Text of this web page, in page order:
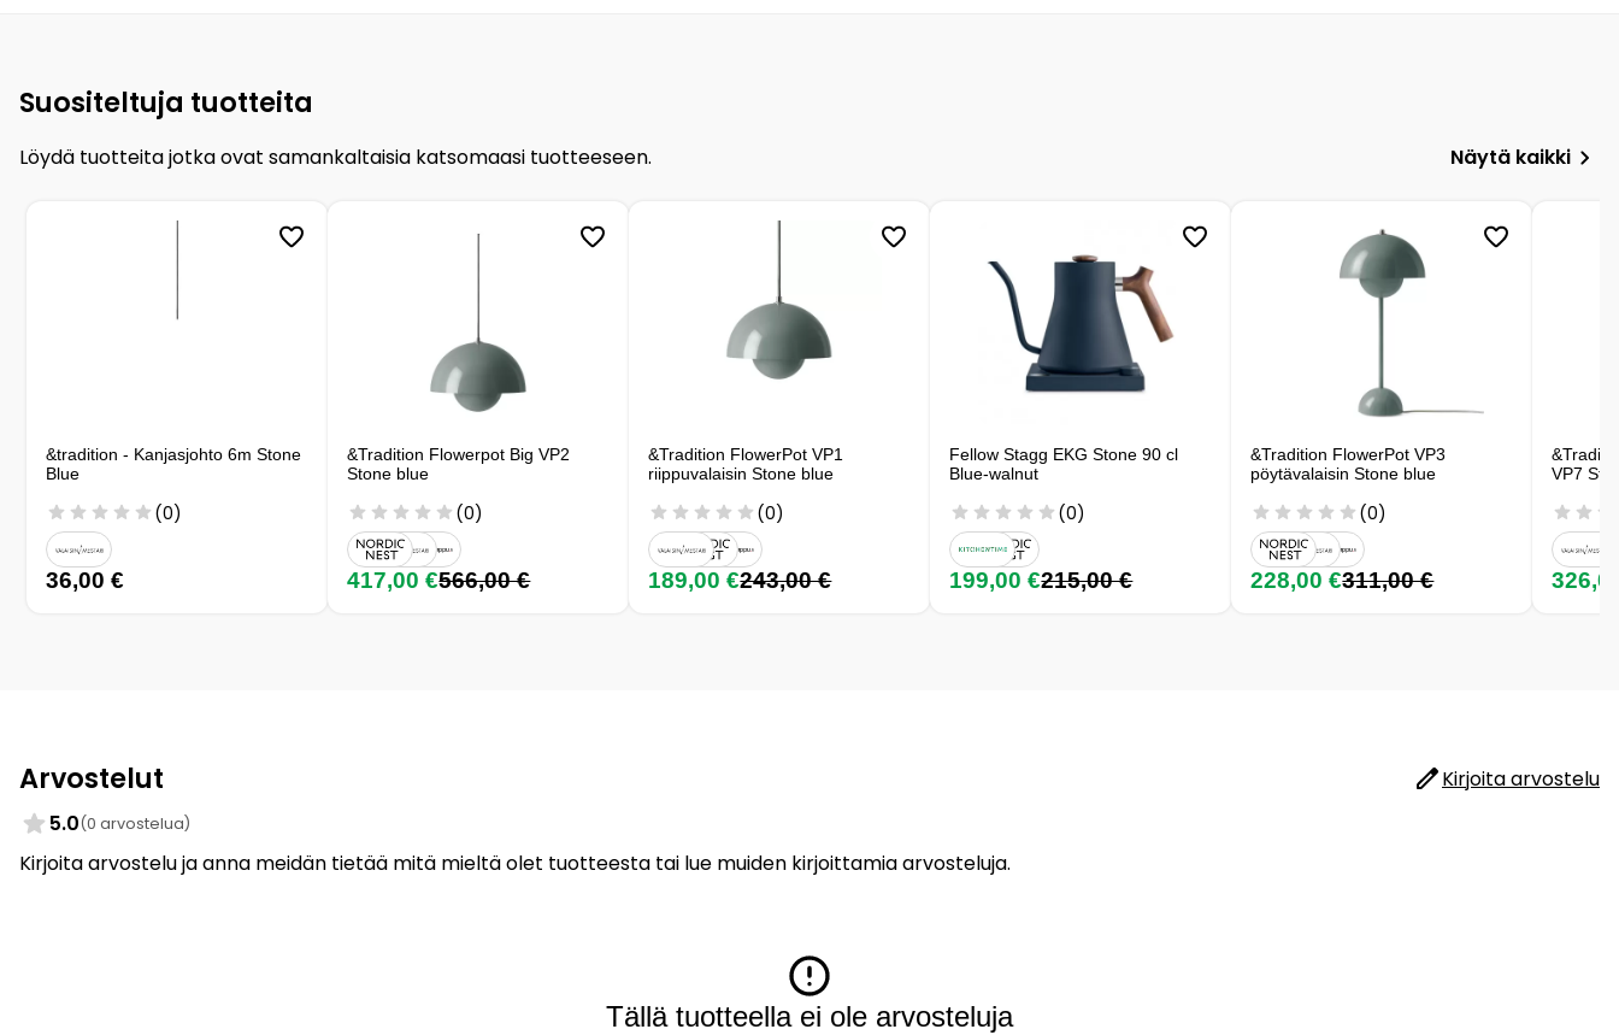
Suositeltuja tuotteita
Löydä tuotteita jotka ovat samankaltaisia katsomaasi tuotteeseen. Näytä kaikki
&tradition - Kanjasjohto 6m Stone
Blue
(0)
36,00 €
&Tradition Flowerpot Big VP2
Stone blue
(0)
417,00 €566,00 €
&Tradition FlowerPot VP1
riippuvalaisin Stone blue
(0)
189,00 €243,00 €
Fellow Stagg EKG Stone 90 cl
Blue-walnut
(0)
199,00 €215,00 €
&Tradition FlowerPot VP3
pöytävalaisin Stone blue
(0)
228,00 €311,00 €
VP7
Arvostelut
Kirjoita arvostelu
5.0(0 arvostelua)
Kirjoita arvostelu ja anna meidän tietää mitä mieltä olet tuotteesta tai lue muiden kirjoittamia arvosteluja.
Tällä tuotteella ei ole arvosteluja